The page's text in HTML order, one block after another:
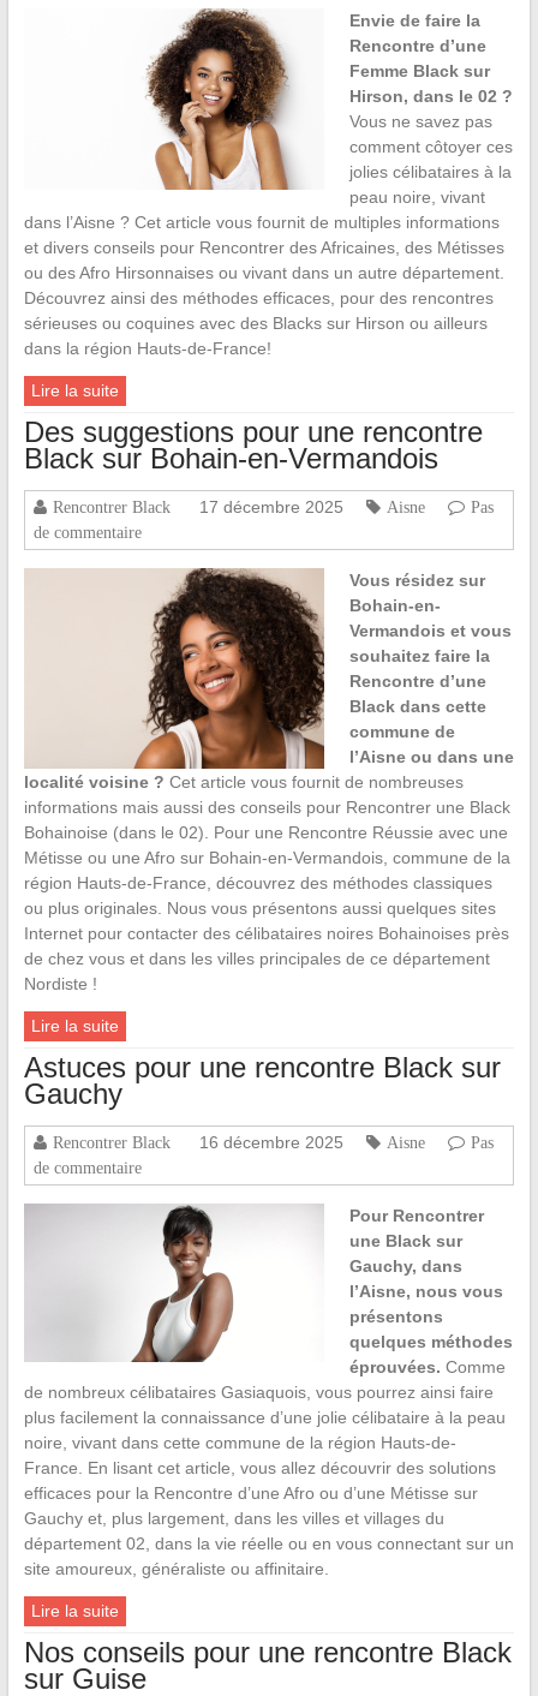
Envie de faire la
Rencontre d’une
Femme Black sur
Hirson, dans le 02 ?
Vous ne savez pas
comment côtoyer ces
jolies célibataires à la
peau noire, vivant
dans l’Aisne ? Cet article vous fournit de multiples informations
et divers conseils pour Rencontrer des Africaines, des Métisses
ou des Afro Hirsonnaises ou vivant dans un autre département.
Découvrez ainsi des méthodes efficaces, pour des rencontres
sérieuses ou coquines avec des Blacks sur Hirson ou ailleurs
dans la région Hauts-de-France!
Lire la suite
Des suggestions pour une rencontre
Black sur Bohain-en-Vermandois
Rencontrer Black 17 décembre 2025 Aisne
Pas
de commentaire
Vous résidez sur
Bohain-en-
Vermandois et vous
souhaitez faire la
Rencontre d’une
Black dans cette
commune de
l’Aisne ou dans une
localité voisine ? Cet article vous fournit de nombreuses
informations mais aussi des conseils pour Rencontrer une Black
Bohainoise (dans le 02). Pour une Rencontre Réussie avec une
Métisse ou une Afro sur Bohain-en-Vermandois, commune de la
région Hauts-de-France, découvrez des méthodes classiques
ou plus originales. Nous vous présentons aussi quelques sites
Internet pour contacter des célibataires noires Bohainoises près
de chez vous et dans les villes principales de ce département
Nordiste !
Lire la suite
Astuces pour une rencontre Black sur
Gauchy
Rencontrer Black 16 décembre 2025 Aisne
Pas
de commentaire
Pour Rencontrer
une Black sur
Gauchy, dans
l’Aisne, nous vous
présentons
quelques méthodes
éprouvées. Comme
de nombreux célibataires Gasiaquois, vous pourrez ainsi faire
plus facilement la connaissance d’une jolie célibataire à la peau
noire, vivant dans cette commune de la région Hauts-de-
France. En lisant cet article, vous allez découvrir des solutions
efficaces pour la Rencontre d’une Afro ou d’une Métisse sur
Gauchy et, plus largement, dans les villes et villages du
département 02, dans la vie réelle ou en vous connectant sur un
site amoureux, généraliste ou affinitaire.
Lire la suite
Nos conseils pour une rencontre Black
sur Guise